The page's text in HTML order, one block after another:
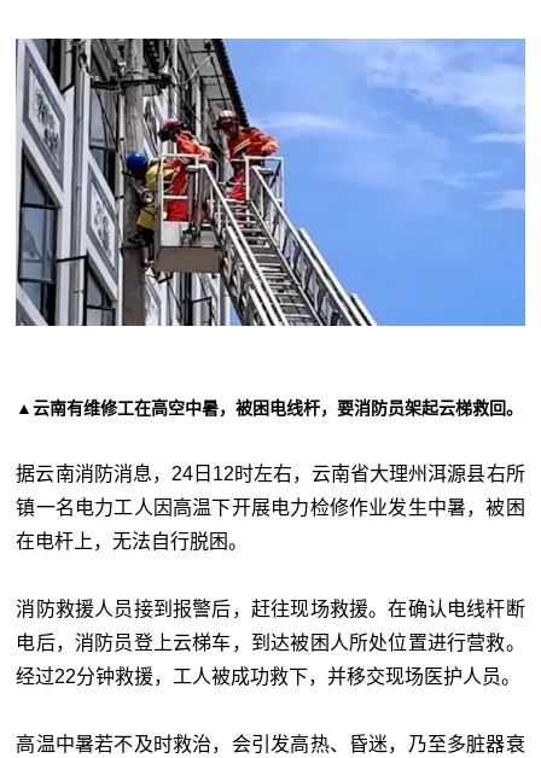
▲云南有维修工在高空中暑，被困电线杆，要消防员架起云梯救回。
据云南消防消息，24日12时左右，云南省大理州洱源县右所
镇一名电力工人因高温下开展电力检修作业发生中暑，被困
在电杆上，无法自行脱困。
消防救援人员接到报警后，赶往现场救援。在确认电线杆断
电后，消防员登上云梯车，到达被困人所处位置进行营救。
经过22分钟救援，工人被成功救下，并移交现场医护人员。
高温中暑若不及时救治，会引发高热、昏迷，乃至多脏器衰